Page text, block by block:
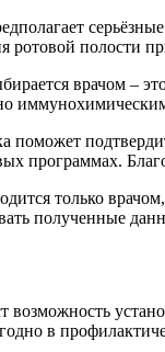
полости
врачом –
поможет
программах.
только
полученные
возможность
в